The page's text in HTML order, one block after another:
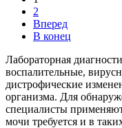
2
Вперед
В конец
Лабораторная
воспалительные,
дистрофические
организма. Для
специалисты
мочи требуется и в